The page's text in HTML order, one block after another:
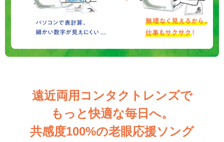
遠近両用コンタクトレンズで
もっと快適な毎日へ。
共感度100%の老眼応援ソング